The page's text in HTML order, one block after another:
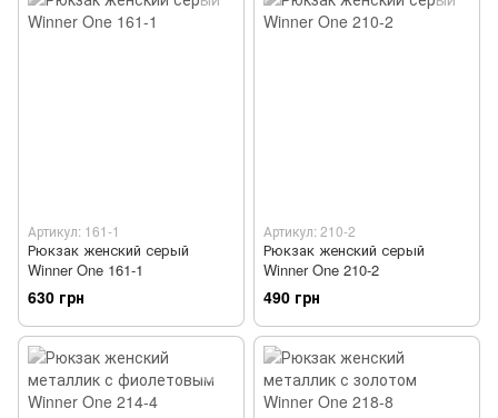
Артикул: 161-1
Рюкзак женский серый
Winner One 161-1
630 грн
Артикул: 210-2
Рюкзак женский серый
Winner One 210-2
490 грн